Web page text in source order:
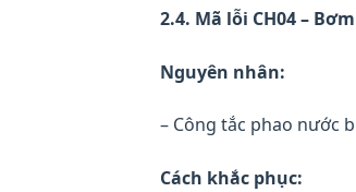
2.4. Mã lỗi CH04 –
Nguyên nhân:
– Công tắc phao nước
Cách khắc phục: